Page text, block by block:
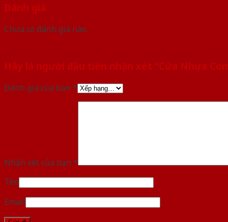
Đánh giá
Chưa có đánh giá nào.
Hãy là người đầu tiên nhận xét “Cửa Nhựa
Đánh giá của bạn *
Nhận xét của bạn *
Tên
Email